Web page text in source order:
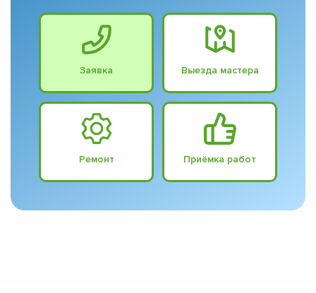
Заявка Выезда мастера
Ремонт Приёмка работ